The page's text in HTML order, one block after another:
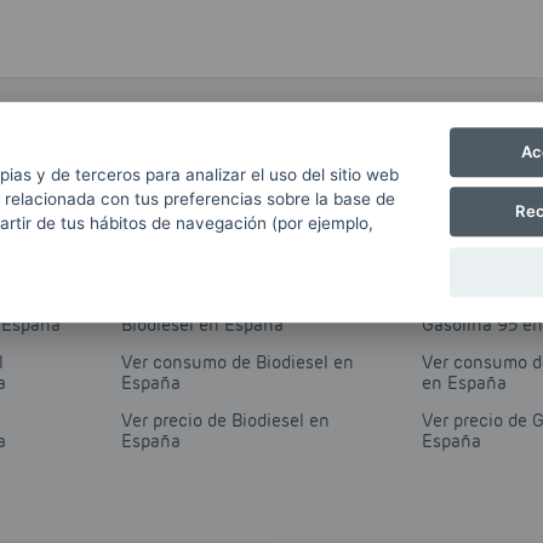
sobre el combustible y sus diferentes
Biodiesel en España
Ver consumo de Biodiesel en
España
Ver precio de Biodiesel en
España
Gasolina 95
Ver consumo
en España
Ver precio de
España
y de terceros para analizar el uso del sitio web
con tus preferencias sobre la base de
de tus hábitos de navegación (por ejemplo,